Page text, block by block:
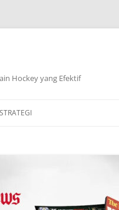
Hockey yang Efektif
STRATEGI